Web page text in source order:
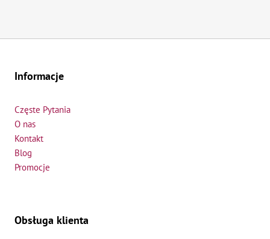
Informacje
Częste Pytania
O nas
Kontakt
Blog
Promocje
Obsługa klienta